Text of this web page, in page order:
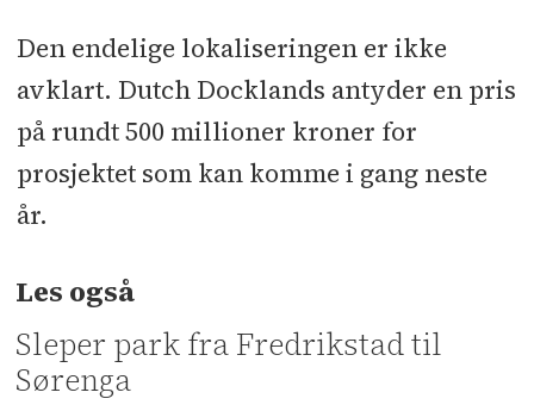
Den endelige lokaliseringen er ikke
avklart. Dutch Docklands antyder en pris
på rundt 500 millioner kroner for
prosjektet som kan komme i gang neste
år.
Les også
Sleper park fra Fredrikstad til
Sørenga